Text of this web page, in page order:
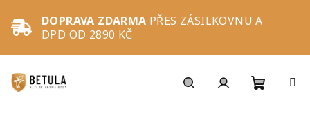
obsah
DOPRAVA ZDARMA PŘES ZÁSILKOVNU A
DPD OD 2890 KČ